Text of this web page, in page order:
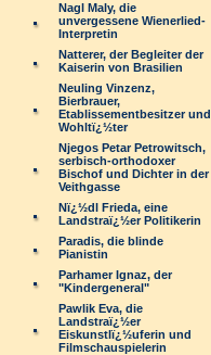
Nagl Maly, die
unvergessene Wienerlied-
Interpretin
Natterer, der Begleiter der
Kaiserin von Brasilien
Neuling Vinzenz,
Bierbrauer,
Etablissementbesitzer und
Wohltï¿½ter
Njegos Petar Petrowitsch,
serbisch-orthodoxer
Bischof und Dichter in der
Veithgasse
Nï¿½dl Frieda, eine
Landstraï¿½er Politikerin
Paradis, die blinde
Pianistin
Parhamer Ignaz, der
"Kindergeneral"
Pawlik Eva, die
Landstraï¿½er
Eiskunstlï¿½uferin und
Filmschauspielerin